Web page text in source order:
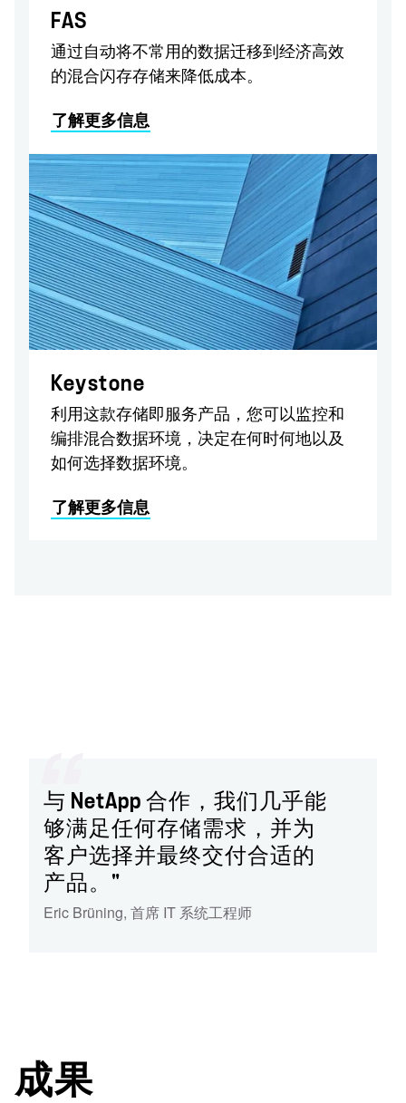
FAS
通过自动将不常用的数据迁移到经济高效
的混合闪存存储来降低成本。
了解更多信息
​Keystone
​利用这款存储即服务产品，您可以监控和
编排混合数据环境，决定在何时何地以及
如何选择数据环境。
了解更多信息
与 NetApp 合作，我们几乎能
够满足任何存储需求，并为
客户选择并最终交付合适的
产品。"
Eric Brüning, 首席 IT 系统工程师
成果